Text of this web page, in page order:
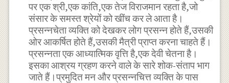
पर एक श्री,एक कांति,एक तेज विराजमान रहता है,जो
संसार के समस्त श्रेयों को खींच कर ले आता है।
प्रसन्नचेता व्यक्ति को देखकर लोग प्रसन्न होते हैं,उसकी
ओर आकर्षित होते हैं,उसकी मैत्री प्राप्त करना चाहते हैं।
प्रसन्नता एक आध्यात्मिक वृत्ति है,एक देवी चेतना है।
इसका आश्रय ग्रहण करने वाले के सारे शोक-संताप भाग
जाते हैं।प्रमुदित मन और प्रसन्नचित्त व्यक्ति के पास